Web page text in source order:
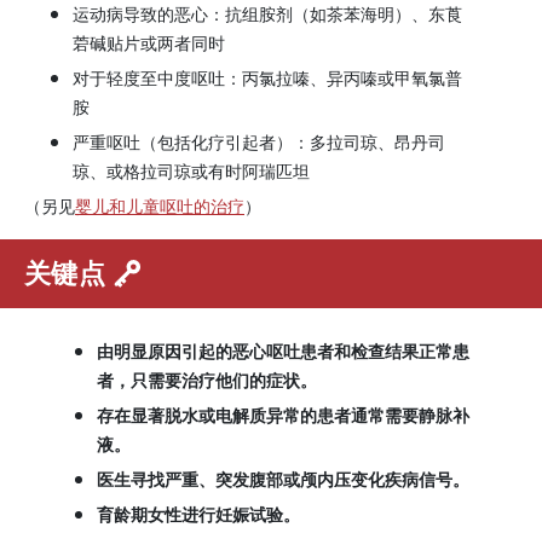
运动病导致的恶心：抗组胺剂（如茶苯海明）、东莨
菪碱贴片或两者同时
对于轻度至中度呕吐：丙氯拉嗪、异丙嗪或甲氧氯普
胺
严重呕吐（包括化疗引起者）：多拉司琼、昂丹司
琼、或格拉司琼或有时阿瑞匹坦
（另见婴儿和儿童呕吐的治疗）
关键点
由明显原因引起的恶心呕吐患者和检查结果正常患
者，只需要治疗他们的症状。
存在显著脱水或电解质异常的患者通常需要静脉补
液。
医生寻找严重、突发腹部或颅内压变化疾病信号。
育龄期女性进行妊娠试验。